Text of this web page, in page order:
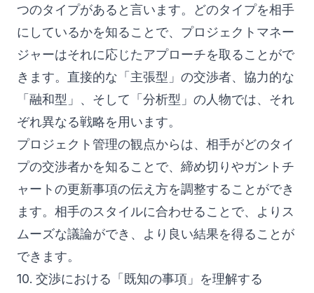
つのタイプがあると言います。どのタイプを相手
にしているかを知ることで、プロジェクトマネー
ジャーはそれに応じたアプローチを取ることがで
きます。直接的な「主張型」の交渉者、協力的な
「融和型」、そして「分析型」の人物では、それ
ぞれ異なる戦略を用います。
プロジェクト管理の観点からは、相手がどのタイ
プの交渉者かを知ることで、締め切りやガントチ
ャートの更新事項の伝え方を調整することができ
ます。相手のスタイルに合わせることで、よりス
ムーズな議論ができ、より良い結果を得ることが
できます。
10. 交渉における「既知の事項」を理解する